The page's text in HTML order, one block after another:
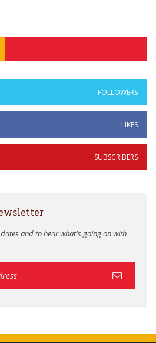
FOLLOWERS
LIKES
SUBSCRIBERS
and to hear what's going on with